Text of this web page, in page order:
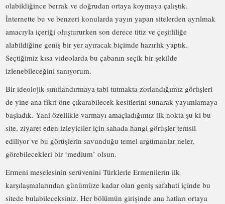
olabildiğince berrak ve doğrudan ortaya koymaya çalıştık.
İnternette bu ve benzeri konularda yayın yapan sitelerden ayrılmak
amacıyla içeriği oluştururken son derece titiz ve çeşitliliğe
alabildiğine geniş bir yer ayıracak biçimde hazırlık yaptık.
Seçtiğimiz kısa videolarda bu çabanın seçik bir şekilde
izlenebileceğini sanıyorum.
Bir ideolojik sınıflandırmaya tabi tutmakta zorlandığımız görüşleri
de yine ana fikri öne çıkarabilecek kesitlerini sunarak yayımlamaya
başladık. Yani özellikle varmayı amaçladığımız ilk nokta şu ki bu
site, ziyaret eden izleyiciler için sahada hangi görüşler temsil
ediliyor ve bu görüşlerin savunduğu temel argümanlar neler,
görebilecekleri bir ‘medium’ olsun.
Ermeni meselesinin serüvenini Türklerle Ermenilerin ilk
karşılaşmalarından günümüze kadar olan geniş safahati içinde bu
sitede bulabileceksiniz. Her bölümün girişinde ana hatları ortaya